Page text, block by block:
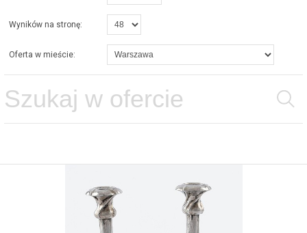
Wyników na stronę:
Oferta w mieście: